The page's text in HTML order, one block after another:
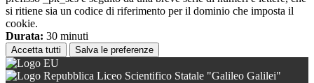
si ritiene sia un codice di riferimento per il dominio che imposta il
cookie.
Durata: 30 minuti
Accetta tutti Salva le preferenze
Liceo Scientifico Statale "Galileo Galilei"